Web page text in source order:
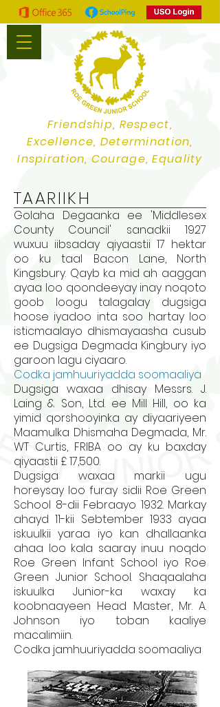
Friendship, Respect,
Excellence, Determination,
Inspiration, Courage, Equality
TAARIIKH
Golaha Degaanka ee 'Middlesex
County Council' sanadkii 1927
wuxuu iibsaday qiyaastii 17 hektar
oo ku taal Bacon Lane, North
Kingsbury. Qayb ka mid ah aaggan
ayaa loo qoondeeyay inay noqoto
goob loogu talagalay dugsiga
hoose iyadoo inta soo hartay loo
isticmaalayo dhismayaasha cusub
ee Dugsiga Degmada Kingbury iyo
garoon lagu ciyaaro.
Codka jamhuuriyadda soomaaliya
Dugsiga waxaa dhisay Messrs. J.
Laing & Son, Ltd. ee Mill Hill, oo ka
yimid qorshooyinka ay diyaariyeen
Maamulka Dhismaha Degmada, Mr.
WT Curtis, FRIBA oo ay ku baxday
qiyaastii £ 17,500.
Dugsiga waxaa markii ugu
horeysay loo furay sidii Roe Green
School 8-dii Febraayo 1932. Markay
ahayd 11-kii Sebtember 1933 ayaa
iskuulkii yaraa iyo kan dhallaanka
ahaa loo kala saaray inuu noqdo
Roe Green Infant School iyo Roe
Green Junior School. Shaqaalaha
iskuulka Junior-ka waxay ka
koobnaayeen Head Master, Mr. A.
Johnson iyo toban kaaliye
macalimiin.
Codka jamhuuriyadda soomaaliya